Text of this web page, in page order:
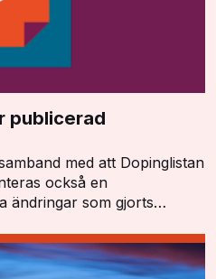
publicerad
med att Dopinglistan
också en
ändringar som gjorts